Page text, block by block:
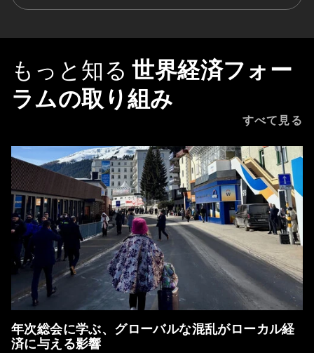
もっと知る 世界経済フォー
ラムの取り組み
すべて見る
年次総会に学ぶ、グローバルな混乱がローカル経
済に与える影響